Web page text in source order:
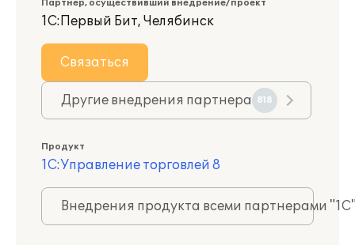
Партнер, осуществивший внедрение/проект
1С:Первый Бит, Челябинск
Связаться
Другие внедрения партнера 818
Продукт
1С:Управление торговлей 8
Внедрения продукта всеми партнерами